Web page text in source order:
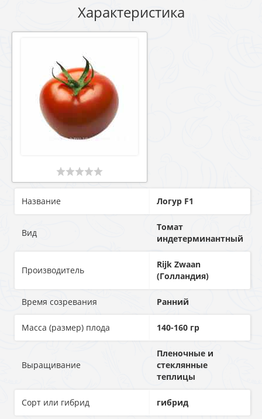
Характеристика
Название Логур F1
Вид
Томат
индетерминантный
Производитель
Rijk Zwaan
(Голландия)
Время созревания Ранний
Масса (размер) плода 140-160 гр
Выращивание
Пленочные и
стеклянные
теплицы
Сорт или гибрид гибрид